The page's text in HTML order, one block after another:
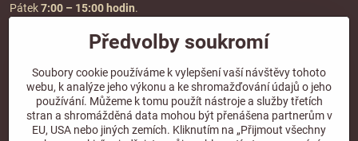
Pátek7:00 – 15:00 hodin.
Doprava a platba
DOPRAVA ZDARMA
při objednávce nad2000 Kč vč. DPH.
*Nevztahuje se na paletovou přepravu.
Předvolby soukromí
Soubory cookie používáme k vylepšení vaší návštěvy tohoto
webu, k analýze jeho výkonu a ke shromažďování údajů o jeho
používání. Můžeme k tomu použít nástroje a služby třetích
stran a shromážděná data mohou být přenášena partnerům v
EU, USA nebo jiných zemích. Kliknutím na „Přijmout všechny